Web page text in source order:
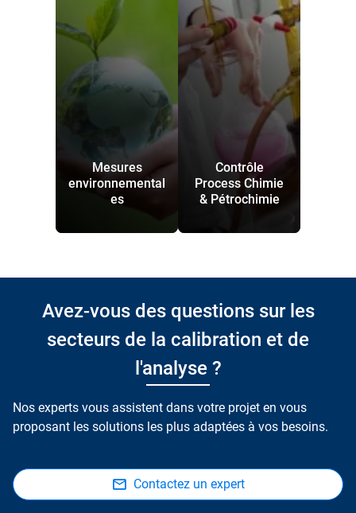
Mesures
environnemental
es
Contrôle
Process Chimie
& Pétrochimie
Avez-vous des questions sur les
secteurs de la calibration et de
l'analyse ?
Nos experts vous assistent dans votre projet en vous
proposant les solutions les plus adaptées à vos besoins.
Contactez un expert